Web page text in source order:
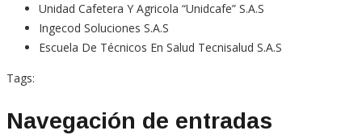
Unidad Cafetera Y Agricola “Unidcafe” S.A.S
Ingecod Soluciones S.A.S
Escuela De Técnicos En Salud Tecnisalud S.A.S
Tags:
Navegación de entradas